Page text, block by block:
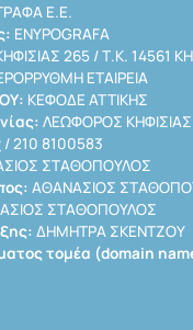
Ε.Ε.
ENYPOGRAFA
265 / Τ.Κ. 14561
ΕΤΑΙΡΕΙΑ
ΚΕΦΟΔΕ ΑΤΤΙΚΗΣ
ΛΕΩΦΟΡΟΣ ΚΗΦΙΣΙΑΣ
/ 210 8100583
ΣΤΑΘΟΠΟΥΛΟΣ
ΑΘΑΝΑΣΙΟΣ
ΣΤΑΘΟΠΟΥΛΟΣ
ΔΗΜΗΤΡΑ ΣΚΕΝΤΖΟΥ
τομέα (domain